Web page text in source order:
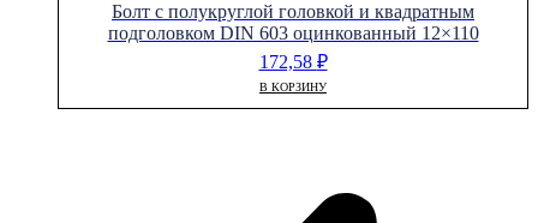
Болт с полукруглой головкой и квадратным
подголовком DIN 603 оцинкованный 12×110
172,58 ₽
В КОРЗИНУ